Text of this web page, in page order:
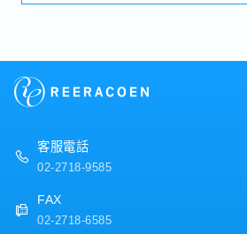
【公司福利】
・年終獎金 (依公司業績浮動獎金) ※
・店鋪開發獎金 ※僅限店鋪開發職位
・交通津貼、三節福利、生日禮金
・定期考核加薪
・完善教育訓練
客服電話
02-2718-9585
FAX
02-2718-6585